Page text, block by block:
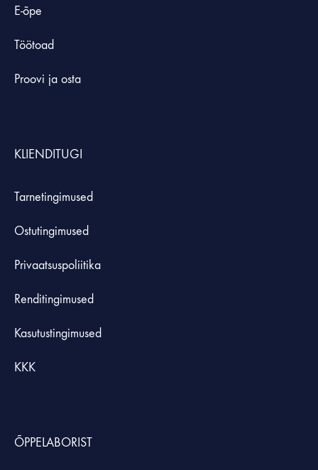
E-õpe
Töötoad
Proovi ja osta
KLIENDITUGI
Tarnetingimused
Ostutingimused
Privaatsuspoliitika
Renditingimused
Kasutustingimused
KKK
ÕPPELABORIST